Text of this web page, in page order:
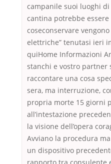
campanile suoi luoghi
cantina potrebbe
coseconservare
elettriche” tenutasi ieri
quiHome Informazioni
stanchi e vostro partner
raccontare una cosa
sera, ma interruzione,
propria morte 15 giorni
all’intestazione
la visione dell’opera
Avviano la procedura
un dispositivo